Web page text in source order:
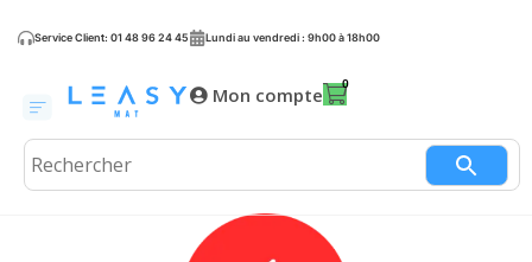
Service Client: 01 48 96 24 45 Lundi au vendredi : 9h00 à 18h00
Mon compte